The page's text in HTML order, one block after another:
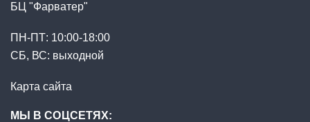
БЦ "Фарватер"
ПН-ПТ: 10:00-18:00
СБ, ВС: выходной
Карта сайта
МЫ В СОЦСЕТЯХ: